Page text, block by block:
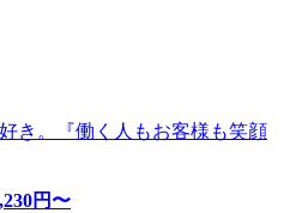
き。『働く人もお客様も笑顔
円〜